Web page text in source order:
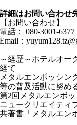
詳細はお問い合わせ
【お問い合わせ】
電話： 080-3001-6377
Email：
～経歴～ホテルオー
経て
メタルエンボッシン
等の普及活動に努め
第2回メタルエンボ
ニュークリエイティ
共著書「メタルエン